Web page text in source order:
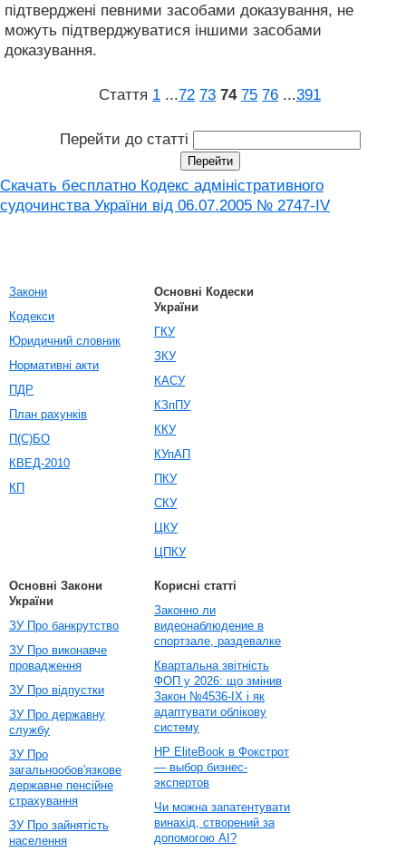
підтверджені певними засобами доказування, не
можуть підтверджуватися іншими засобами
доказування.
Стаття 1 ...72 73 74 75 76 ...391
Перейти до статті
Скачать бесплатно Кодекс адміністративного
судочинства України від 06.07.2005 № 2747-IV
Закони
Кодекси
Юридичний словник
Нормативні акти
ПДР
План рахунків
П(С)БО
КВЕД-2010
КП
Основні Кодески
України
ГКУ
ЗКУ
КАСУ
КЗпПУ
ККУ
КУпАП
ПКУ
СКУ
ЦКУ
ЦПКУ
Основні Закони
України
ЗУ Про банкрутство
ЗУ Про виконавче
провадження
ЗУ Про відпустки
ЗУ Про державну
службу
ЗУ Про
загальнообов'язкове
державне пенсійне
страхування
ЗУ Про зайнятість
населення
Корисні статті
Законно ли
видеонаблюдение в
спортзале, раздевалке
Квартальна звітність
ФОП у 2026: що змінив
Закон №4536-IX і як
адаптувати облікову
систему
HP EliteBook в Фокстрот
— выбор бизнес-
экспертов
Чи можна запатентувати
винахід, створений за
допомогою AI?